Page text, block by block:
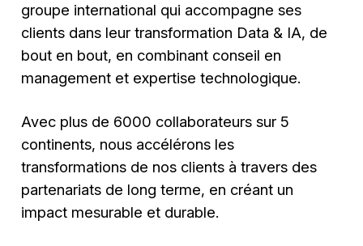
groupe international qui accompagne ses
clients dans leur transformation Data & IA, de
bout en bout, en combinant conseil en
management et expertise technologique.
Avec plus de 6000 collaborateurs sur 5
continents, nous accélérons les
transformations de nos clients à travers des
partenariats de long terme, en créant un
impact mesurable et durable.